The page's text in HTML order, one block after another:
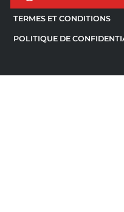
TERMES ET CONDITIONS
POLITIQUE DE